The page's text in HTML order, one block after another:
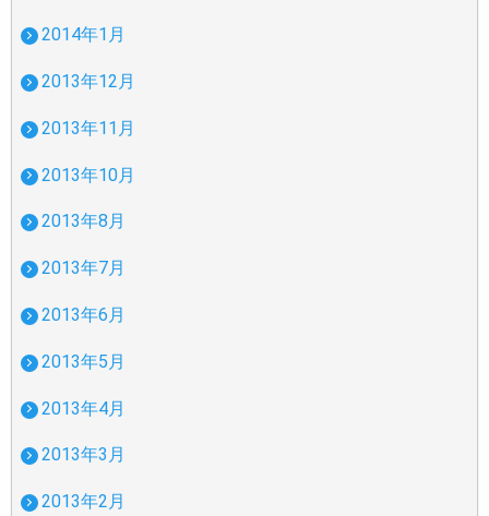
2014年1月
2013年12月
2013年11月
2013年10月
2013年8月
2013年7月
2013年6月
2013年5月
2013年4月
2013年3月
2013年2月